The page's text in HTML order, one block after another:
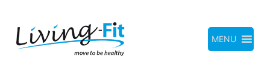
inhoud
MENU